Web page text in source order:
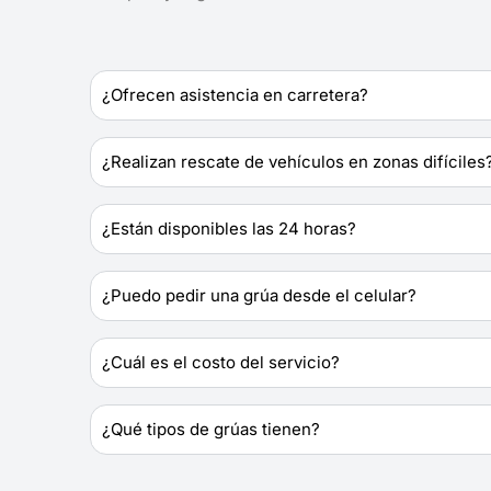
¿Ofrecen asistencia en carretera?
¿Realizan rescate de vehículos en zonas
¿Están disponibles las 24 horas?
¿Puedo pedir una grúa desde el celular?
¿Cuál es el costo del servicio?
¿Qué tipos de grúas tienen?